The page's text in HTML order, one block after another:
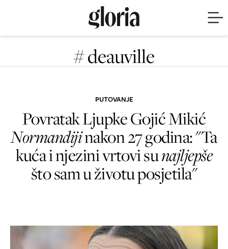
# deauville
PUTOVANJE
Povratak Ljupke Gojić Mikić
Normandijinakon 27 godina: "Ta
kuća i njezini vrtovi sunajljepše
što sam u životu posjetila"